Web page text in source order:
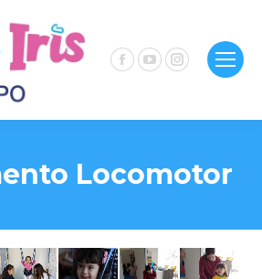
Facebook
opens
new
window
YouTube
opens
new
window
Instagram
opens
new
window
Locomotor